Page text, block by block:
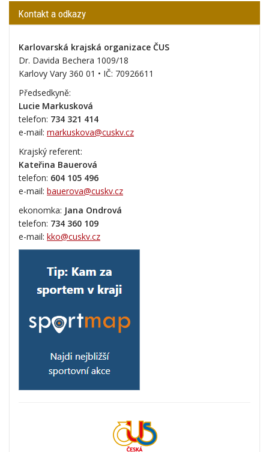
Kontakt a odkazy
Karlovarská krajská organizace ČUS
Dr. Davida Bechera 1009/18
Karlovy Vary 360 01 • IČ: 70926611
Předsedkyně:
Lucie Markusková
telefon: 734 321 414
e-mail: markuskova@cuskv.cz
Krajský referent:
Kateřina Bauerová
telefon: 604 105 496
e-mail: bauerova@cuskv.cz
ekonomka: Jana Ondrová
telefon: 734 360 109
e-mail: kko@cuskv.cz